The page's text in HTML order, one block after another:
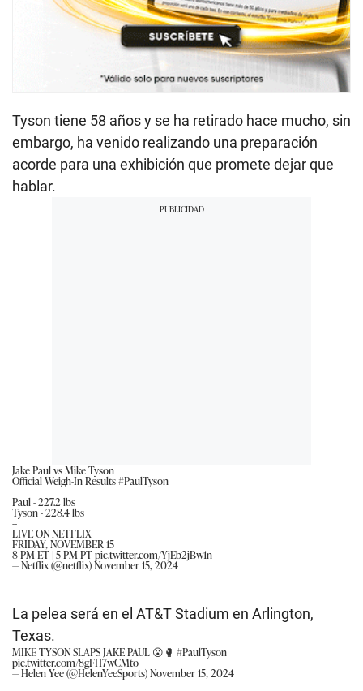
Tyson tiene 58 años y se ha retirado hace mucho, sin
embargo, ha venido realizando una preparación
acorde para una exhibición que promete dejar que
hablar.
Jake Paul vs Mike Tyson
Official Weigh-In Results#PaulTyson
Paul - 227.2 lbs
Tyson - 228.4 lbs
--
LIVE ON NETFLIX
FRIDAY, NOVEMBER 15
8 PM ET | 5 PM PTpic.twitter.com/YjEb2jBw1n
— Netflix (@netflix)November 15, 2024
La pelea será en el AT&T Stadium en Arlington,
Texas.
MIKE TYSON SLAPS JAKE PAUL 😮🥊 #PaulTyson
pic.twitter.com/8gFH7wCMto
— Helen Yee (@HelenYeeSports)November 15, 2024